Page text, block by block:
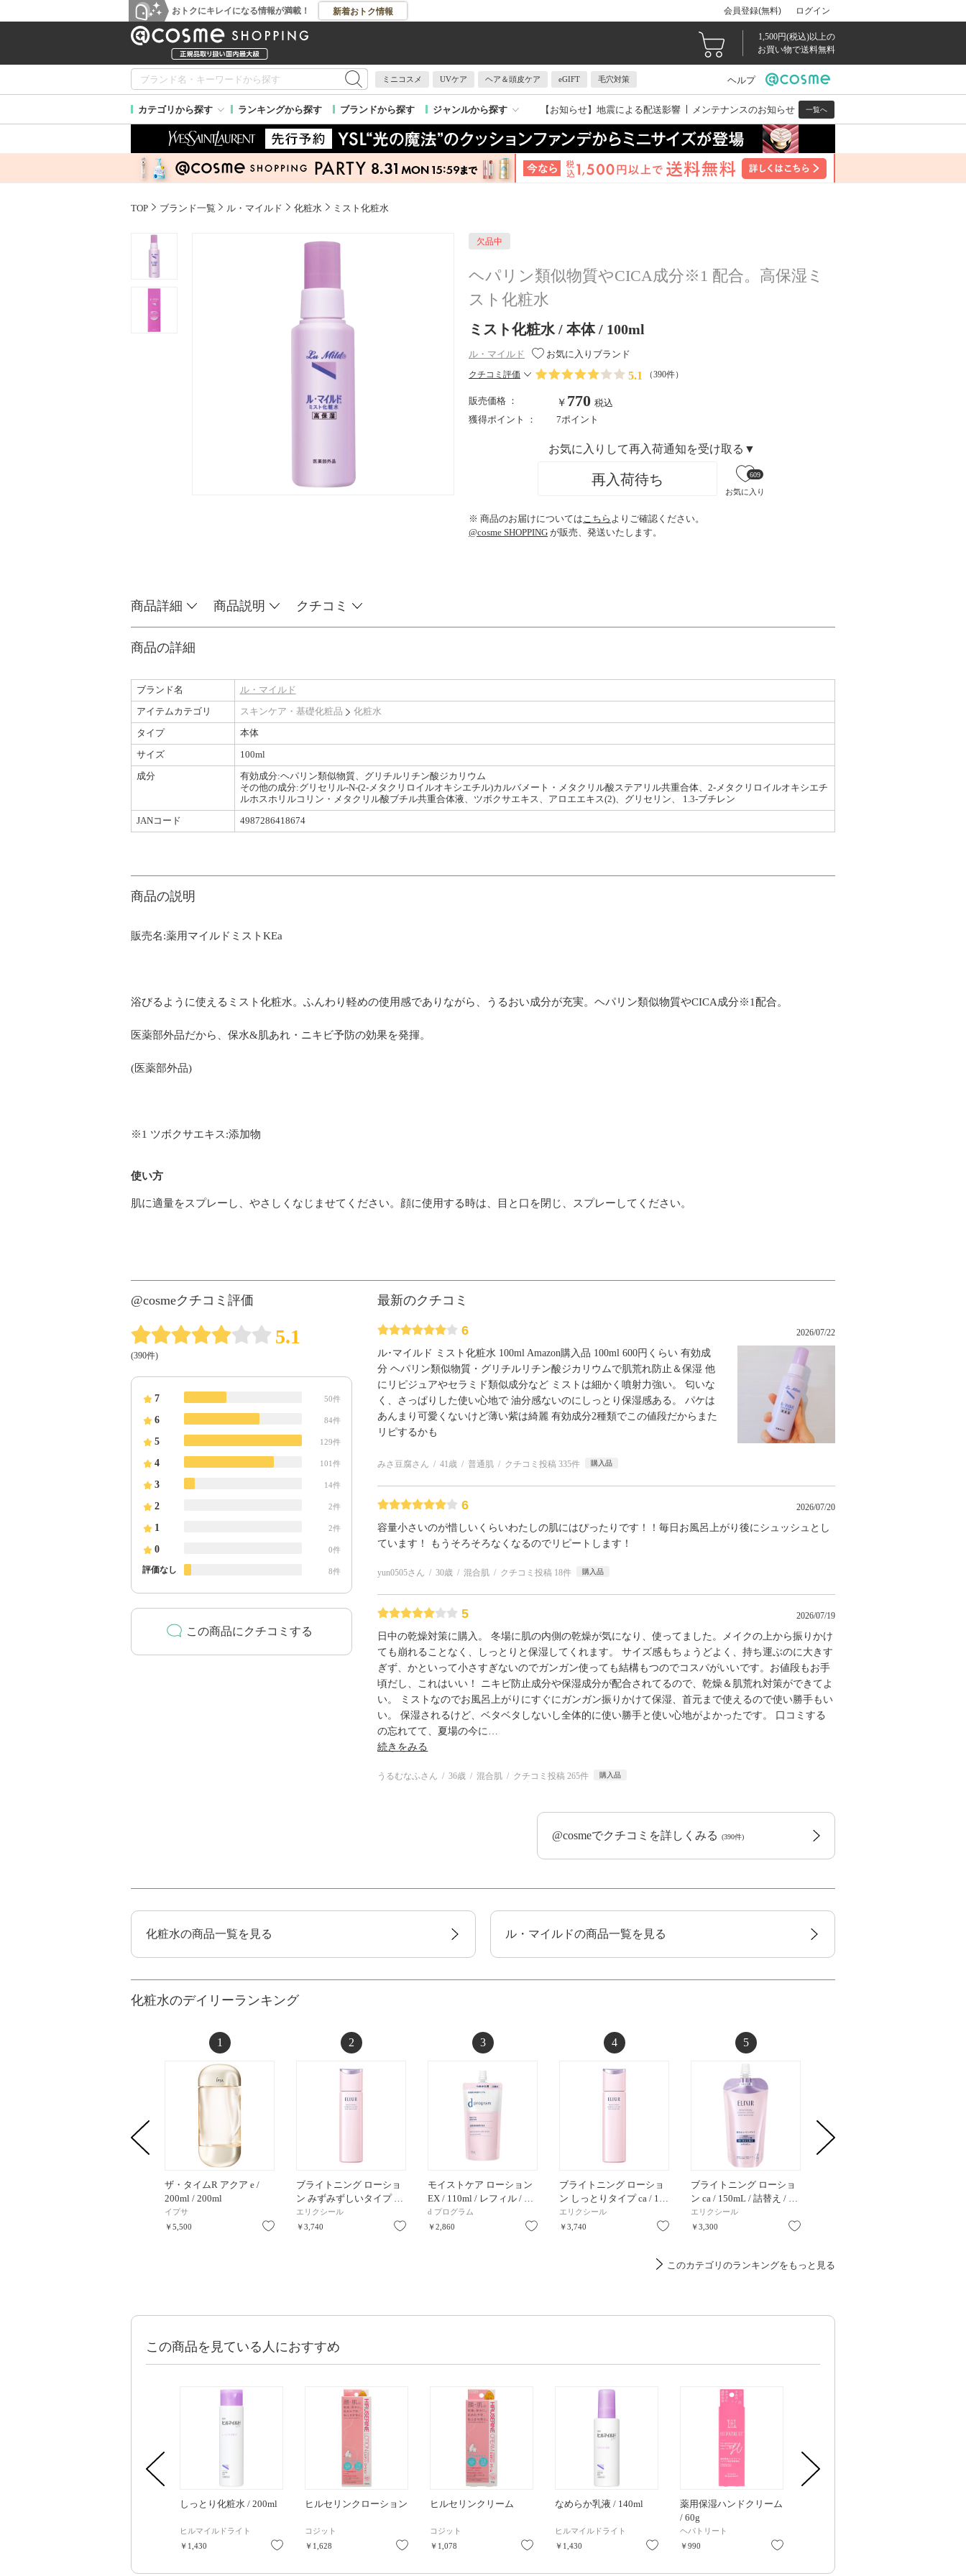
おトクにキレイになる情報が満載！ 新着おトク情報 会員登録(無料) ログイン
1,500円(税込)以上の
お買い物で送料無料
ミニコスメ UVケア ヘア＆頭皮ケア eGIFT 毛穴対策 ヘルプ
カテゴリから探す ランキングから探す ブランドから探す ジャンルから探す 【お知らせ】 地震による配送影響 メンテナンスのお知らせ 一覧へ
TOP ブランド一覧 ル・マイルド 化粧水 ミスト化粧水
欠品中
ヘパリン類似物質やCICA成分※1 配合。高保湿ミ
スト化粧水
ミスト化粧水 / 本体 / 100ml
ル・マイルド お気に入りブランド
クチコミ評価 5.1 （390件）
販売価格 ： ￥ 770 税込
獲得ポイント ：
7ポイント
お気に入りして再入荷通知を受け取る▼
再入荷待ち
お気に入り
609
※ 商品のお届けについては こちら よりご確認ください。
@cosme SHOPPING が販売、発送いたします。
商品詳細 商品説明 クチコミ
商品の詳細
ブランド名
ル・マイルド
アイテムカテゴリ
スキンケア・基礎化粧品
化粧水
タイプ
本体
サイズ
100ml
成分
有効成分:ヘパリン類似物質、グリチルリチン酸ジカリウム
その他の成分:グリセリル-N-(2-メタクリロイルオキシエチル)カルバメート・メタクリル酸ステアリル共重合体、2-メタクリロイルオキシエチ
ルホスホリルコリン・メタクリル酸ブチル共重合体液、ツボクサエキス、アロエエキス(2)、グリセリン、 1.3-ブチレン
JANコード
4987286418674
商品の説明
販売名:薬用マイルドミストKEa
浴びるように使えるミスト化粧水。ふんわり軽めの使用感でありながら、うるおい成分が充実。ヘパリン類似物質やCICA成分※1配合。
医薬部外品だから、保水&肌あれ・ニキビ予防の効果を発揮。
(医薬部外品)
※1 ツボクサエキス:添加物
使い方
肌に適量をスプレーし、やさしくなじませてください。顔に使用する時は、目と口を閉じ、スプレーしてください。
@cosmeクチコミ評価
5.1
(390件)
7 50件
6 84件
5 129件
4 101件
3 14件
2 2件
1 2件
0 0件
評価なし 8件
この商品にクチコミする
最新のクチコミ
6 2026/07/22
ル･マイルド ミスト化粧水 100ml Amazon購入品 100ml 600円くらい 有効成
分 ヘパリン類似物質・グリチルリチン酸ジカリウムで肌荒れ防止＆保湿 他
にリピジュアやセラミド類似成分など ミストは細かく噴射力強い。 匂いな
く、さっぱりした使い心地で 油分感ないのにしっとり保湿感ある。 パケは
あんまり可愛くないけど薄い紫は綺麗 有効成分2種類でこの値段だからまた
リピするかも
みさ豆腐さん 41歳 普通肌 クチコミ投稿 335件 購入品
6 2026/07/20
容量小さいのが惜しいくらいわたしの肌にはぴったりです！！毎日お風呂上がり後にシュッシュとし
ています！ もうそろそろなくなるのでリピートします！
yun0505さん 30歳 混合肌 クチコミ投稿 18件 購入品
5 2026/07/19
日中の乾燥対策に購入。 冬場に肌の内側の乾燥が気になり、使ってました。メイクの上から振りかけ
ても崩れることなく、しっとりと保湿してくれます。 サイズ感もちょうどよく、持ち運ぶのに大きす
ぎず、かといって小さすぎないのでガンガン使っても結構もつのでコスパがいいです。お値段もお手
頃だし、これはいい！ ニキビ防止成分や保湿成分が配合されてるので、乾燥＆肌荒れ対策ができてよ
い。 ミストなのでお風呂上がりにすぐにガンガン振りかけて保湿、首元まで使えるので使い勝手もい
い。 保湿されるけど、ベタベタしないし全体的に使い勝手と使い心地がよかったです。 口コミする
の忘れてて、夏場の今に
続きをみる
うるむなふさん 36歳 混合肌 クチコミ投稿 265件 購入品
@cosmeでクチコミを詳しくみる (390件)
化粧水の商品一覧を見る ル・マイルドの商品一覧を見る
化粧水のデイリーランキング
1
ザ・タイムR アクア e /
200ml / 200ml
イプサ
￥5,500
お気に入り
2
ブライトニング ローショ
ン みずみずしいタイプ …
エリクシール
￥3,740
お気に入り
3
モイストケア ローション
EX / 110ml / レフィル / …
d プログラム
￥2,860
お気に入り
4
ブライトニング ローショ
ン しっとりタイプ ca / 1…
エリクシール
￥3,740
お気に入り
5
ブライトニング ローショ
ン ca / 150mL / 詰替え / …
エリクシール
￥3,300
このカテゴリのランキングをもっと見る
この商品を見ている人におすすめ
しっとり化粧水 / 200ml
ヒルマイルドライト
￥1,430
お気に入り
ヒルセリンクローション
コジット
￥1,628
お気に入り
ヒルセリンクリーム
コジット
￥1,078
お気に入り
なめらか乳液 / 140ml
ヒルマイルドライト
￥1,430
お気に入り
薬用保湿ハンドクリーム
/ 60g
ヘパトリート
￥990